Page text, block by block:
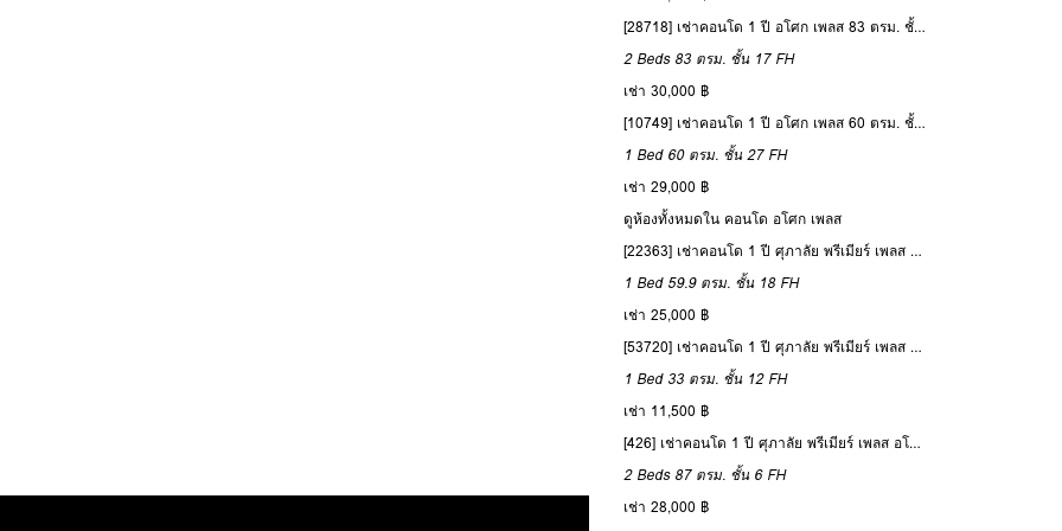
[28718] เช่าคอนโด 1 ปี อโศก เพลส 83 ตรม. ชั้น 17
2 Beds 83 ตรม. ชั้น 17 FH
เช่า 30,000 ฿
[10749] เช่าคอนโด 1 ปี อโศก เพลส 60 ตรม. ชั้น 27
1 Bed 60 ตรม. ชั้น 27 FH
เช่า 29,000 ฿
ดูห้องทั้งหมดใน คอนโด อโศก เพลส
[22363] เช่าคอนโด 1 ปี ศุภาลัย พรีเมียร์ เพลส อโศก 59.9 ตรม. ชั้น 18
1 Bed 59.9 ตรม. ชั้น 18 FH
เช่า 25,000 ฿
[53720] เช่าคอนโด 1 ปี ศุภาลัย พรีเมียร์ เพลส อโศก 33 ตรม. ชั้น 12
1 Bed 33 ตรม. ชั้น 12 FH
เช่า 11,500 ฿
[426] เช่าคอนโด 1 ปี ศุภาลัย พรีเมียร์ เพลส อโศก 87 ตรม. ชั้น 6
2 Beds 87 ตรม. ชั้น 6 FH
เช่า 28,000 ฿